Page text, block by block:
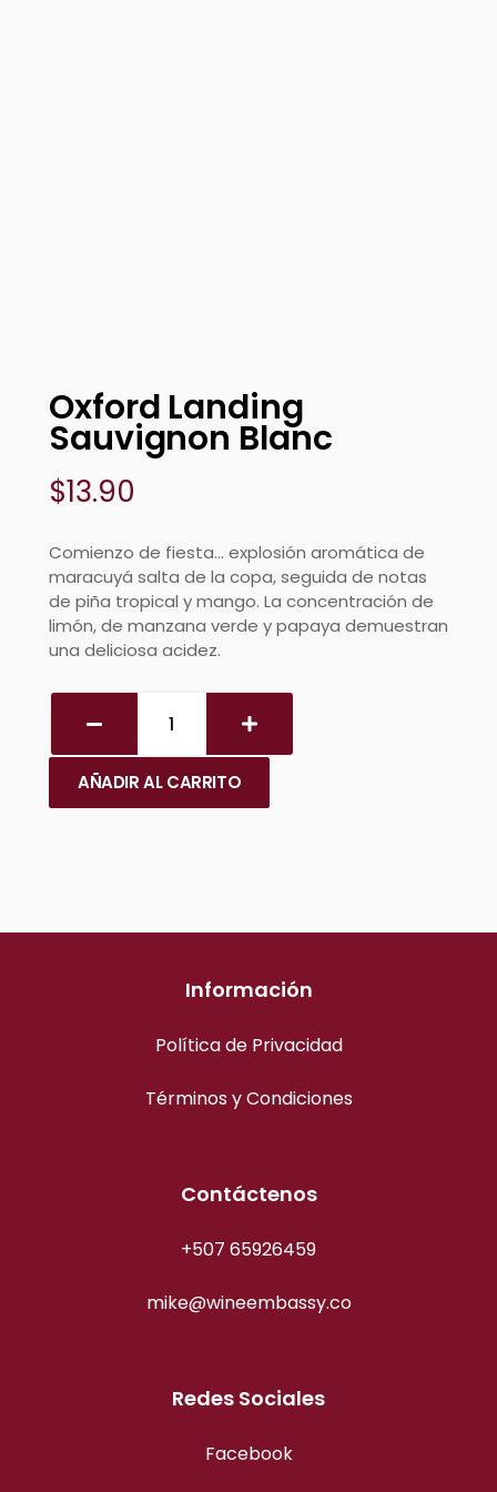
Oxford Landing
Sauvignon Blanc
$13.90
Comienzo de fiesta… explosión aromática de
maracuyá salta de la copa, seguida de notas
de piña tropical y mango. La concentración de
limón, de manzana verde y papaya demuestran
una deliciosa acidez.
AÑADIR AL CARRITO
Información
Política de Privacidad
Términos y Condiciones
Contáctenos
+507 65926459
mike@wineembassy.co
Redes Sociales
Facebook